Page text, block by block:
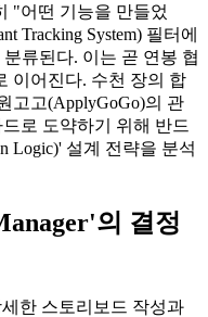
"어떤 기능을 만들었
Tracking System) 필터에
분류된다. 이는 곧 연봉 협
이어진다. 수천 장의 합
고고(ApplyGoGo)의 관
로 도약하기 위해 반드
Logic)' 설계 전략을 분석
의 결정
한 스토리보드 작성과